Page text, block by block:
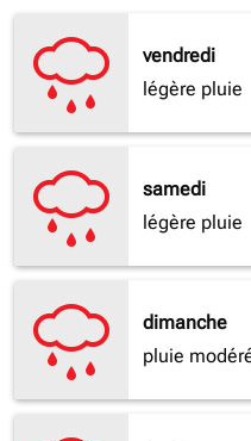
vendredi
légère pluie
samedi
légère pluie
dimanche
pluie